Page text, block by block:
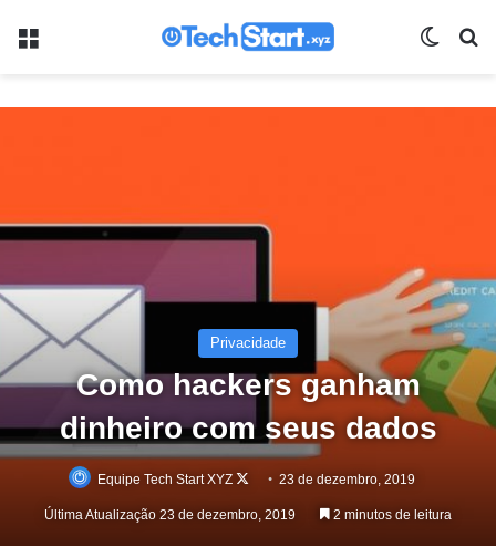
Privacidade
Como hackers ganham
dinheiro com seus dados
Equipe Tech Start XYZ
Follow23 de dezembro, 2019
Última Atualização 23 de dezembro, 2019 2 minutos de leitura